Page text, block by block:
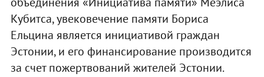
Кубитса, увековечение памяти Бориса
Ельцина является инициативой граждан
Эстонии, и его финансирование производится
за счет пожертвований жителей Эстонии.